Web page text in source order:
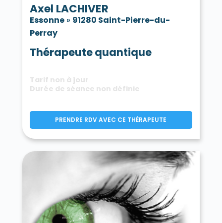
Axel LACHIVER
Essonne» 91280 Saint-Pierre-du-
Perray
Thérapeute quantique
Tarif non à jour
Durée de séance non définie
PRENDRE RDV AVEC CE THÉRAPEUTE